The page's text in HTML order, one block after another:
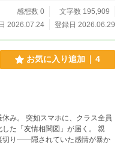
感想数 0
文字数 195,909
2026.07.24
登録日 2026.06.29
お気に入り追加 4
み。 突如スマホに、クラス全員
た「友情相関図」が届く。 親
切り――隠されていた感情が暴か